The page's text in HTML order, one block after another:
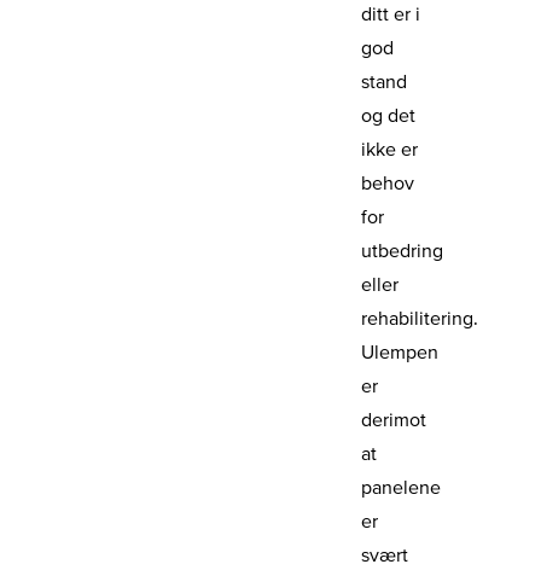
ditt er i
god
stand
og det
ikke er
behov
for
utbedring
eller
rehabilitering.
Ulempen
er
derimot
at
panelene
er
svært